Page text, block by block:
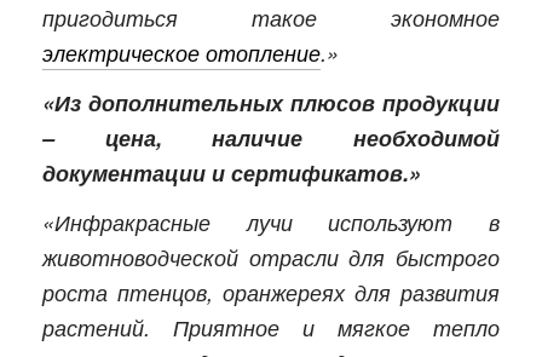
пригодиться такое экономное
электрическое отопление.»
«Из дополнительных плюсов продукции
– цена, наличие необходимой
документации и сертификатов.»
«Инфракрасные лучи используют в
животноводческой отрасли для быстрого
роста птенцов, оранжереях для развития
растений. Приятное и мягкое тепло